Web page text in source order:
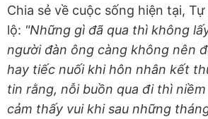
Chia sẻ về cuộc sống hiện tại,
lộ: "Những gì đã qua thì không
người đàn ông càng không nên
hay tiếc nuối khi hôn nhân kết
tin rằng, nỗi buồn qua đi thì
cảm thấy vui khi sau những